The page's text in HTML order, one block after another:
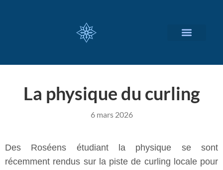
La physique du curling
6 mars 2026
Des Roséens étudiant la physique se sont
récemment rendus sur la piste de curling locale pour